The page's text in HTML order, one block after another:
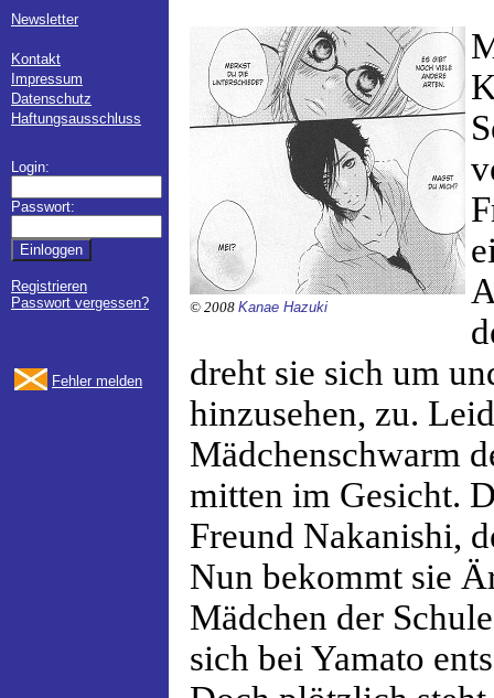
Newsletter
Kontakt
Impressum
Datenschutz
Haftungsausschluss
Login:
Passwort:
Registrieren
Passwort vergessen?
Fehler melden
© 2008 Kanae Hazuki
dreht sie sich um
hinzusehen, zu.
Mädchenschwarm
mitten im Gesicht.
Freund Nakanishi,
Nun bekommt sie
Mädchen der
sich bei Yamato